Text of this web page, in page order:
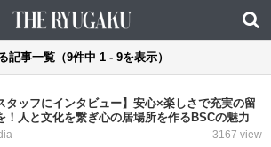
記事一覧（9件中 1 - 9を表示）
タッフにインタビュー】安心×楽しさで充実の留
！人と文化を繋ぎ心の居場所を作るBSCの魅力
3167 view